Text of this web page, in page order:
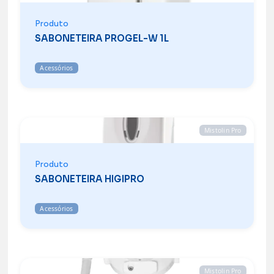
Produto
SABONETEIRA PROGEL-W 1L
Acessórios
Mistolin Pro
Produto
SABONETEIRA HIGIPRO
Acessórios
Mistolin Pro